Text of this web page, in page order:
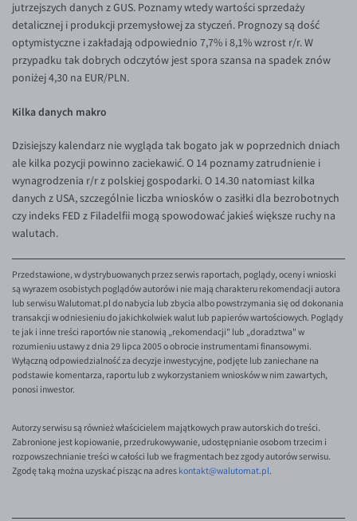
EUR/AUD
EUR/BGN
EUR/CAD
EUR/HKD
EUR/HUF
EUR/ILS
EUR/JPY
EUR/SGD
EUR/TRY
EUR/ZAR
GBP/USD
USD/CHF
jutrzejszych danych z GUS. Poznamy wtedy wartości sprzedaży
detalicznej i produkcji przemysłowej za styczeń. Prognozy są dość
optymistyczne i zakładają odpowiednio 7,7% i 8,1% wzrost r/r. W
przypadku tak dobrych odczytów jest spora szansa na spadek znów
poniżej 4,30 na EUR/PLN.
Kilka danych makro
Dzisiejszy kalendarz nie wygląda tak bogato jak w poprzednich dniach
ale kilka pozycji powinno zaciekawić. O 14 poznamy zatrudnienie i
wynagrodzenia r/r z polskiej gospodarki. O 14.30 natomiast kilka
danych z USA, szczególnie liczba wniosków o zasiłki dla bezrobotnych
czy indeks FED z Filadelfii mogą spowodować jakieś większe ruchy na
walutach.
Przedstawione, w dystrybuowanych przez serwis raportach, poglądy, oceny i wnioski
są wyrazem osobistych poglądów autorów i nie mają charakteru rekomendacji autora
lub serwisu Walutomat.pl do nabycia lub zbycia albo powstrzymania się od dokonania
transakcji w odniesieniu do jakichkolwiek walut lub papierów wartościowych. Poglądy
te jak i inne treści raportów nie stanowią „rekomendacji" lub „doradztwa" w
rozumieniu ustawy z dnia 29 lipca 2005 o obrocie instrumentami finansowymi.
Wyłączną odpowiedzialność za decyzje inwestycyjne, podjęte lub zaniechane na
podstawie komentarza, raportu lub z wykorzystaniem wniosków w nim zawartych,
ponosi inwestor.
Autorzy serwisu są również właścicielem majątkowych praw autorskich do treści.
Zabronione jest kopiowanie, przedrukowywanie, udostępnianie osobom trzecim i
rozpowszechnianie treści w całości lub we fragmentach bez zgody autorów serwisu.
Zgodę taką można uzyskać pisząc na adres kontakt@walutomat.pl.